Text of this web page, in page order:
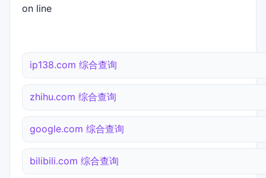
on line
ip138.com 综合查询
zhihu.com 综合查询
google.com 综合查询
bilibili.com 综合查询